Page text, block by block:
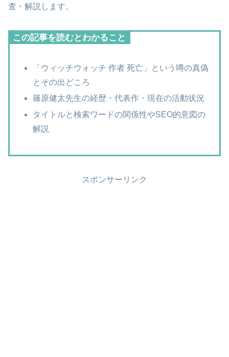
査・解説します。
この記事を読むとわかること
「ウィッチウォッチ 作者 死亡」という噂の真偽
とその出どころ
篠原健太先生の経歴・代表作・現在の活動状況
タイトルと検索ワードの関係性やSEO的意図の
解説
スポンサーリンク